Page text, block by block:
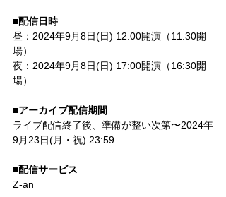
■配信日時
昼：2024年9月8日(日) 12:00開演（11:30開
場）
夜：2024年9月8日(日) 17:00開演（16:30開
場）
■アーカイブ配信期間
ライブ配信終了後、準備が整い次第〜2024年
9月23日(月・祝) 23:59
■配信サービス
Z-an